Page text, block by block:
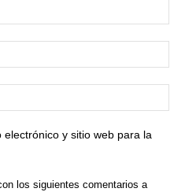
y sitio web para la
los siguientes comentarios a